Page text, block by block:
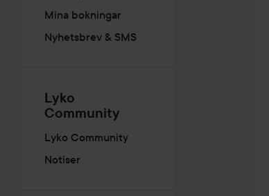
Mina bokningar
Nyhetsbrev & SMS
Lyko
Community
Lyko Community
Notiser